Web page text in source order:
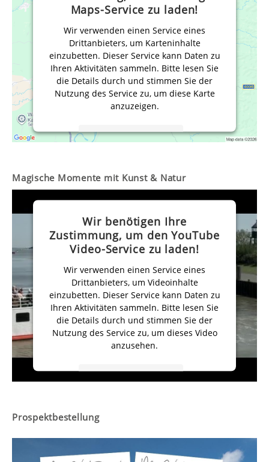
Maps-Service zu laden!
Wir verwenden einen Service eines
Drittanbieters, um Karteninhalte
einzubetten. Dieser Service kann Daten zu
Ihren Aktivitäten sammeln. Bitte lesen Sie
die Details durch und stimmen Sie der
Nutzung des Service zu, um diese Karte
anzuzeigen.
Mehr Informationen
powered byUsercentrics Consent
Management Platform&eRecht24
Magische Momente mit Kunst & Natur
Wir benötigen Ihre
Zustimmung, um den YouTube
Video-Service zu laden!
Wir verwenden einen Service eines
Drittanbieters, um Videoinhalte
einzubetten. Dieser Service kann Daten zu
Ihren Aktivitäten sammeln. Bitte lesen Sie
die Details durch und stimmen Sie der
Nutzung des Service zu, um dieses Video
anzusehen.
Management Platform&eRecht24
Prospektbestellung